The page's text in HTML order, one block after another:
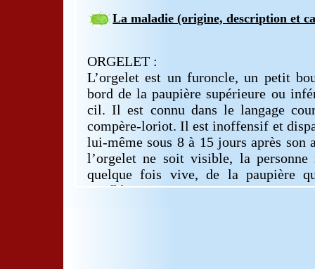
La maladie (origine, description et
ORGELET :
L’orgelet est un furoncle, un petit
bord de la paupière supérieure ou
cil. Il est connu dans le langage
compère-loriot. Il est inoffensif et
lui-même sous 8 à 15 jours après son
l’orgelet ne soit visible, la personne
quelque fois vive, de la paupière
gonflée.